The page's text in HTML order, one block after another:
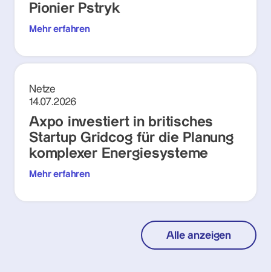
Pionier Pstryk
Mehr erfahren
Netze
14.07.2026
Axpo investiert in britisches
Startup Gridcog für die Planung
komplexer Energiesysteme
Mehr erfahren
Alle anzeigen